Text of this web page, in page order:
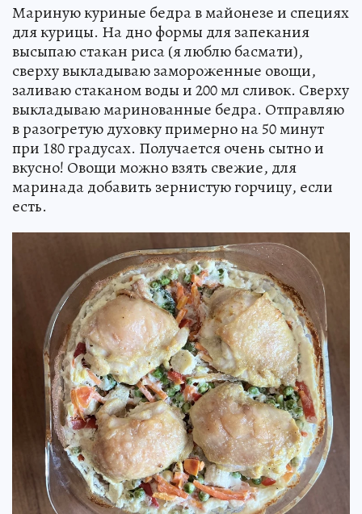
Мариную куриные бедра в майонезе и специях
для курицы. На дно формы для запекания
высыпаю стакан риса (я люблю басмати),
сверху выкладываю замороженные овощи,
заливаю стаканом воды и 200 мл сливок. Сверху
выкладываю маринованные бедра. Отправляю
в разогретую духовку примерно на 50 минут
при 180 градусах. Получается очень сытно и
вкусно! Овощи можно взять свежие, для
маринада добавить зернистую горчицу, если
есть.